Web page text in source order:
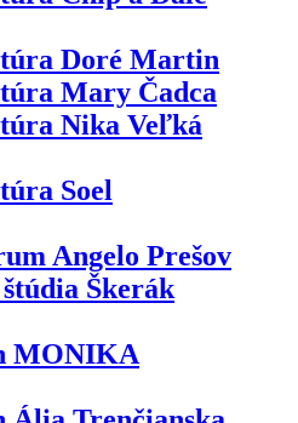
Doré Martin
Mary Čadca
Nika Veľká
Soel
Angelo Prešov
Škerák
MONIKA